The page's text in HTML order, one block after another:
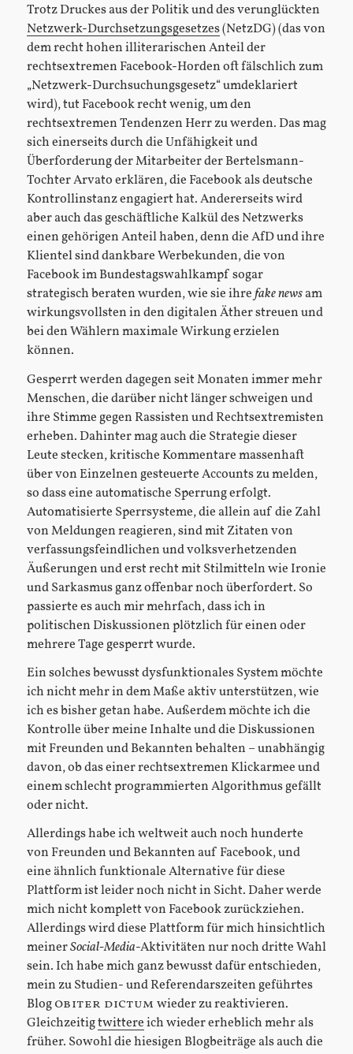
Trotz Druckes aus der Politik und des verunglückten
Netzwerk-Durchsetzungsgesetzes(NetzDG) (das von
dem recht hohen illiterarischen Anteil der
rechtsextremen Facebook-Horden oft fälschlich zum
„Netzwerk-Durchsuchungsgesetz“ umdeklariert
wird), tut Facebook recht wenig, um den
rechtsextremen Tendenzen Herr zu werden. Das mag
sich einerseits durch die Unfähigkeit und
Überforderung der Mitarbeiter der Bertelsmann-
Tochter Arvato erklären, die Facebook als deutsche
Kontrollinstanz engagiert hat. Andererseits wird
aber auch das geschäftliche Kalkül des Netzwerks
einen gehörigen Anteil haben, denn die AfD und ihre
Klientel sind dankbare Werbekunden, die von
Facebook im Bundestagswahlkampf sogar
strategisch beraten wurden, wie sie ihrefake newsam
wirkungsvollsten in den digitalen Äther streuen und
bei den Wählern maximale Wirkung erzielen
können.
Gesperrt werden dagegen seit Monaten immer mehr
Menschen, die darüber nicht länger schweigen und
ihre Stimme gegen Rassisten und Rechtsextremisten
erheben. Dahinter mag auch die Strategie dieser
Leute stecken, kritische Kommentare massenhaft
über von Einzelnen gesteuerte Accounts zu melden,
so dass eine automatische Sperrung erfolgt.
Automatisierte Sperrsysteme, die allein auf die Zahl
von Meldungen reagieren, sind mit Zitaten von
verfassungsfeindlichen und volksverhetzenden
Äußerungen und erst recht mit Stilmitteln wie Ironie
und Sarkasmus ganz offenbar noch überfordert. So
passierte es auch mir mehrfach, dass ich in
politischen Diskussionen plötzlich für einen oder
mehrere Tage gesperrt wurde.
Ein solches bewusst dysfunktionales System möchte
ich nicht mehr in dem Maße aktiv unterstützen, wie
ich es bisher getan habe. Außerdem möchte ich die
Kontrolle über meine Inhalte und die Diskussionen
mit Freunden und Bekannten behalten – unabhängig
davon, ob das einer rechtsextremen Klickarmee und
einem schlecht programmierten Algorithmus gefällt
oder nicht.
Allerdings habe ich weltweit auch noch hunderte
von Freunden und Bekannten auf Facebook, und
eine ähnlich funktionale Alternative für diese
Plattform ist leider noch nicht in Sicht. Daher werde
mich nicht komplett von Facebook zurückziehen.
Allerdings wird diese Plattform für mich hinsichtlich
meinerSocial-Media-Aktivitäten nur noch dritte Wahl
sein. Ich habe mich ganz bewusst dafür entschieden,
mein zu Studien- und Referendarszeiten geführtes
Blogobiter dictum wieder zu reaktivieren.
Gleichzeitigtwittereich wieder erheblich mehr als
früher. Sowohl die hiesigen Blogbeiträge als auch die